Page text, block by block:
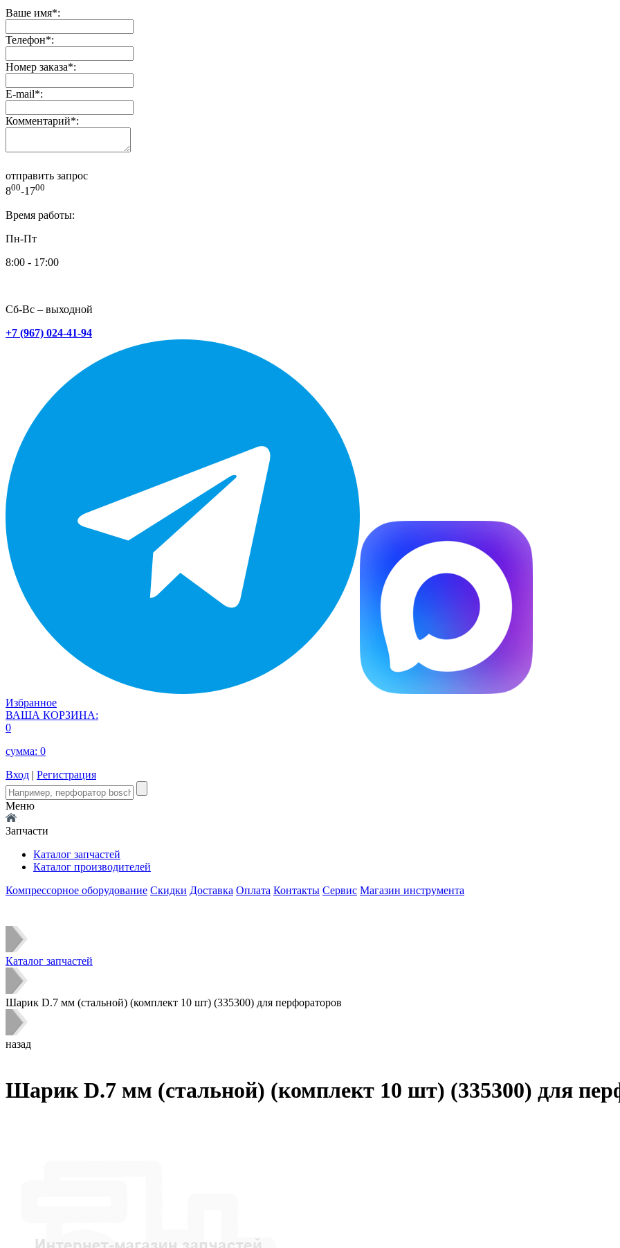
Ваше имя*:
Телефон*:
Номер заказа*:
E-mail*:
Комментарий*:
отправить запрос
800-1700
Время работы:
Пн-Пт
8:00 - 17:00
Сб-Вс – выходной
+7 (967) 024-41-94
Избранное
ВАША КОРЗИНА:
0
сумма: 0
Вход | Регистрация
Меню
Запчасти
Каталог запчастей
Каталог производителей
Компрессорное оборудование Скидки Доставка Оплата Контакты Сервис Магазин инструмента
Каталог запчастей
Шарик D.7 мм (стальной) (комплект 10 шт) (335300) для перфораторов
назад
Шарик D.7 мм (стальной) (комплект 10 шт) (335300) для